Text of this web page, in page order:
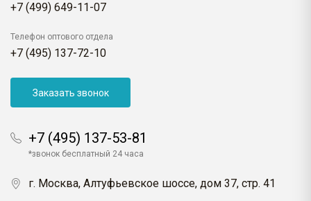
+7 (499) 649-11-07
Телефон оптового отдела
+7 (495) 137-72-10
Заказать звонок
+7 (495) 137-53-81
*звонок бесплатный 24 часа
г. Москва, Алтуфьевское шоссе, дом 37, стр. 41